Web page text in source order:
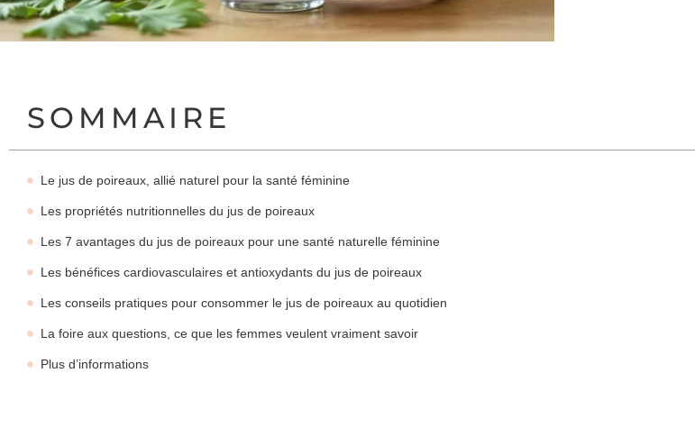
SOMMAIRE
Le jus de poireaux, allié naturel pour la santé féminine
Les propriétés nutritionnelles du jus de poireaux
Les 7 avantages du jus de poireaux pour une santé naturelle féminine
Les bénéfices cardiovasculaires et antioxydants du jus de poireaux
Les conseils pratiques pour consommer le jus de poireaux au quotidien
La foire aux questions, ce que les femmes veulent vraiment savoir
Plus d’informations